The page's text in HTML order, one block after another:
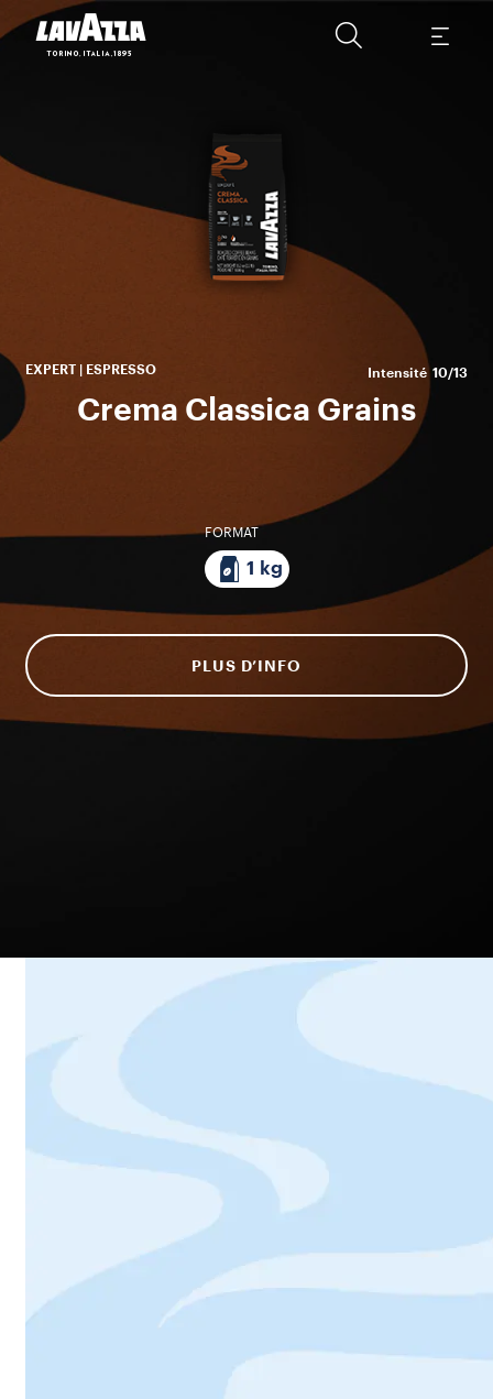
EXPERT | ESPRESSO Intensité 10/13
Crema Classica Grains
FORMAT
1 kg
PLUS D’INFO